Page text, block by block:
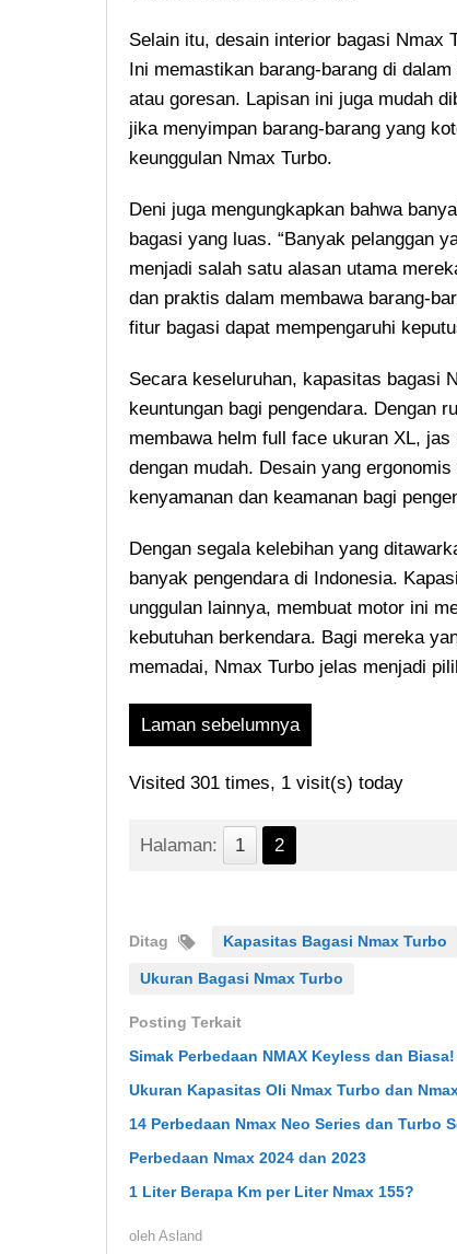
Selain itu, desain interior bagasi Nmax
Ini memastikan barang-barang di
atau goresan. Lapisan ini juga mudah
jika menyimpan barang-barang yang
keunggulan Nmax Turbo.
Deni juga mengungkapkan bahwa
bagasi yang luas. “Banyak pelanggan
menjadi salah satu alasan utama
dan praktis dalam membawa barang-
fitur bagasi dapat mempengaruhi
Secara keseluruhan, kapasitas bagasi
keuntungan bagi pengendara. Dengan
membawa helm full face ukuran XL,
dengan mudah. Desain yang
kenyamanan dan keamanan bagi
Dengan segala kelebihan yang
banyak pengendara di Indonesia.
unggulan lainnya, membuat motor ini
kebutuhan berkendara. Bagi mereka
memadai, Nmax Turbo jelas menjadi
Laman sebelumnya
Visited 301 times, 1 visit(s) today
Halaman: 1 2
Ditag Kapasitas Bagasi Nmax Turbo
Ukuran Bagasi Nmax Turbo
Posting Terkait
Simak Perbedaan NMAX Keyless dan
Ukuran Kapasitas Oli Nmax Turbo dan
14 Perbedaan Nmax Neo Series dan Turbo
Perbedaan Nmax 2024 dan 2023
1 Liter Berapa Km per Liter Nmax 155?
oleh Asland